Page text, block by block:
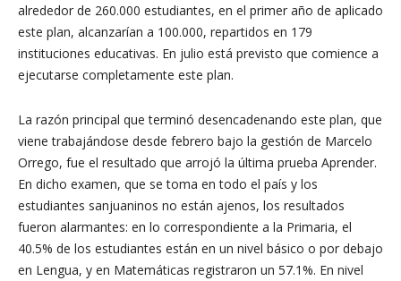
alrededor de 260.000 estudiantes, en el primer año de aplicado
este plan, alcanzarían a 100.000, repartidos en 179
instituciones educativas. En julio está previsto que comience a
ejecutarse completamente este plan.
La razón principal que terminó desencadenando este plan, que
viene trabajándose desde febrero bajo la gestión de Marcelo
Orrego, fue el resultado que arrojó la última prueba Aprender.
En dicho examen, que se toma en todo el país y los
estudiantes sanjuaninos no están ajenos, los resultados
fueron alarmantes: en lo correspondiente a la Primaria, el
40.5% de los estudiantes están en un nivel básico o por debajo
en Lengua, y en Matemáticas registraron un 57.1%. En nivel